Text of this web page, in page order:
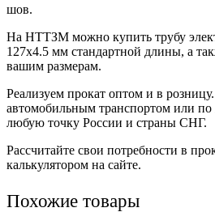
шов.
На НТТЗМ можно купить трубу
127х4.5 мм стандартной длины, а
вашим размерам.
Реализуем прокат оптом и в
автомобильным транспортом или по
любую точку России и страны СНГ.
Рассчитайте свои потребности в
калькулятором на сайте.
Похожие товары